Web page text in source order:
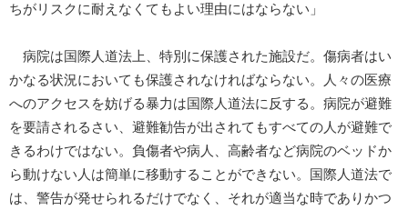
ちがリスクに耐えなくてもよい理由にはならない」
病院は国際人道法上、特別に保護された施設だ。傷病者はい
かなる状況においても保護されなければならない。人々の医療
へのアクセスを妨げる暴力は国際人道法に反する。病院が避難
を要請されるさい、避難勧告が出されてもすべての人が避難で
きるわけではない。負傷者や病人、高齢者など病院のベッドか
ら動けない人は簡単に移動することができない。国際人道法で
は、警告が発せられるだけでなく、それが適当な時でありかつ